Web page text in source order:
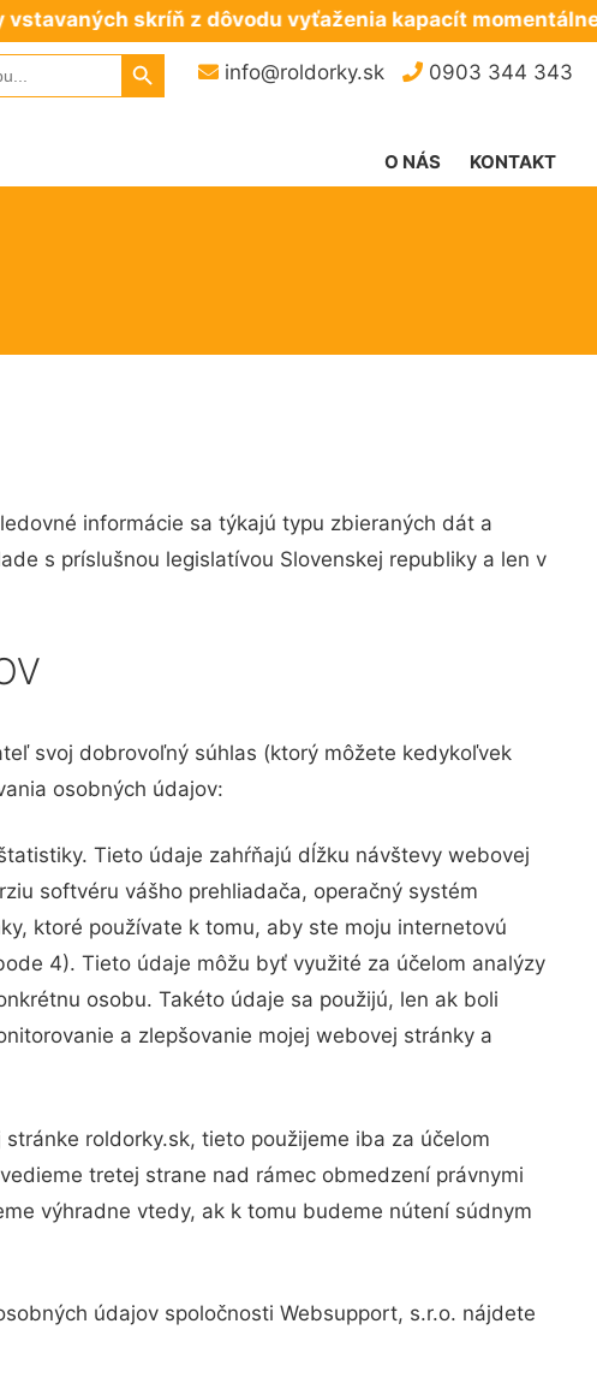
skríň z dôvodu vyťaženia kapacít momentálne
info@roldorky.sk 0903 344 343
Search Button
KONTAKT
O NÁS
informácie sa týkajú typu zbieraných dát a
s príslušnou legislatívou Slovenskej republiky a len v
svoj dobrovoľný súhlas (ktorý môžete kedykoľvek
osobných údajov:
Tieto údaje zahŕňajú dĺžku návštevy webovej
softvéru vášho prehliadača, operačný systém
ktoré používate k tomu, aby ste moju internetovú
4). Tieto údaje môžu byť využité za účelom analýzy
osobu. Takéto údaje sa použijú, len ak boli
a zlepšovanie mojej webovej stránky a
roldorky.sk, tieto použijeme iba za účelom
tretej strane nad rámec obmedzení právnymi
výhradne vtedy, ak k tomu budeme nútení súdnym
údajov spoločnosti Websupport, s.r.o. nájdete